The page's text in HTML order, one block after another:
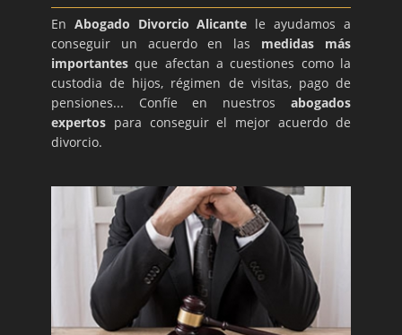
En Abogado Divorcio Alicante le ayudamos a
conseguir un acuerdo en las medidas más
importantesque afectan a cuestiones como la
custodia de hijos, régimen de visitas, pago de
pensiones... Confíe en nuestros abogados
expertos para conseguir el mejor acuerdo de
divorcio.